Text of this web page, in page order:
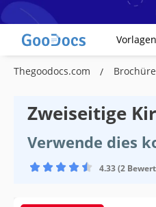
Vorlagen
Thegoodocs.com
Zweiseitige
Verwende dies
4.33 (2